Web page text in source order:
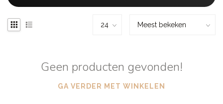
Geen producten gevonden!
GA VERDER MET WINKELEN